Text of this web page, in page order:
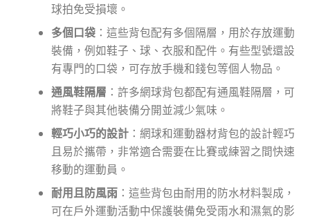
球拍免受損壞。
多個口袋 ：這些背包配有多個隔層，用於存放運動
裝備，例如鞋子、球、衣服和配件。有些型號還設
有專門的口袋，可存放手機和錢包等個人物品。
通風鞋隔層 ：許多網球背包都配有通風鞋隔層，可
將鞋子與其他裝備分開並減少氣味。
輕巧小巧的設計 ：網球和運動器材背包的設計輕巧
且易於攜帶，非常適合需要在比賽或練習之間快速
移動的運動員。
耐用且防風雨 ：這些背包由耐用的防水材料製成，
可在戶外運動活動中保護裝備免受雨水和濕氣的影